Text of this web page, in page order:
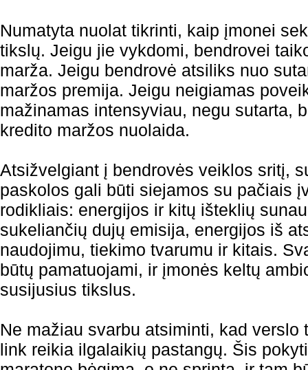
Numatyta nuolat tikrinti, kaip įmonei
tikslų. Jeigu jie vykdomi, bendrovei
marža. Jeigu bendrovė atsiliks nuo
maržos premija. Jeigu neigiamas
mažinamas intensyviau, negu sutarta,
kredito maržos nuolaida.
Atsižvelgiant į bendrovės veiklos sritį,
paskolos gali būti siejamos su pačiais
rodikliais: energijos ir kitų išteklių
sukeliančių dujų emisija, energijos iš
naudojimu, tiekimo tvarumu ir kitais.
būtų pamatuojami, ir įmonės keltų
susijusius tikslus.
Ne mažiau svarbu atsiminti, kad verslo
link reikia ilgalaikių pastangų. Šis